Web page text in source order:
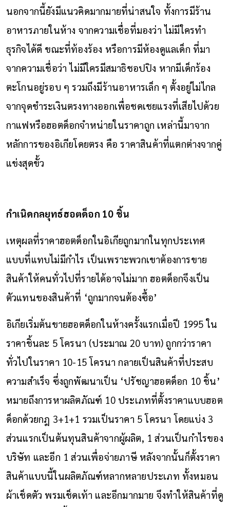
นอกจากนี้ยังมีแนวคิดมากมายที่น่าสนใจ ทั้งการมีร้าน
อาหารภายในห้าง จากความเชื่อที่มองว่า ไม่มีใครทำ
ธุรกิจได้ดี ขณะที่ท้องร้อง หรือการมีห้องดูแลเด็ก ที่มา
จากความเชื่อว่า ไม่มีใครมีสมาธิชอปปิง หากมีเด็กร้อง
ตะโกนอยู่รอบ ๆ รวมถึงมีร้านอาหารเล็ก ๆ ตั้งอยู่ไม่ไกล
จากจุดชำระเงินตรงทางออกเพื่อชดเชยแรงที่เสียไปด้วย
กาแฟหรือฮอตด็อกจำหน่ายในราคาถูก เหล่านี้มาจาก
หลักการของอิเกียโดยตรง คือ ราคาสินค้าที่แตกต่างจากคู่
แข่งสุดขั้ว
กำเนิดกลยุทธ์ฮอตด็อก 10 ชิ้น
เหตุผลที่ราคาฮอตด็อกในอิเกียถูกมากในทุกประเทศ
แบบที่แทบไม่มีกำไร เป็นเพราะพวกเขาต้องการขาย
สินค้าให้คนทั่วไปที่รายได้อาจไม่มาก ฮอตด็อกจึงเป็น
ตัวแทนของสินค้าที่ ‘ถูกมากจนต้องซื้อ’
อิเกียเริ่มต้นขายฮอตด็อกในห้างครั้งแรกเมื่อปี 1995 ใน
ราคาชิ้นละ 5 โครนา (ประมาณ 20 บาท) ถูกกว่าราคา
ทั่วไปในราคา 10-15 โครนา กลายเป็นสินค้าที่ประสบ
ความสำเร็จ ซึ่งถูกพัฒนาเป็น ‘ปรัชญาฮอตด็อก 10 ชิ้น’
หมายถึงการหาผลิตภัณฑ์ 10 ประเภทที่ตั้งราคาแบบฮอต
ด็อกด้วยกฎ 3+1+1 รวมเป็นราคา 5 โครนา โดยแบ่ง 3
ส่วนแรกเป็นต้นทุนสินค้าจากผู้ผลิต, 1 ส่วนเป็นกำไรของ
บริษัท และอีก 1 ส่วนเพื่อจ่ายภาษี หลังจากนั้นก็ตั้งราคา
สินค้าแบบนี้ในผลิตภัณฑ์หลากหลายประเภท ทั้งหมอน
ผ้าเช็ดตัว พรมเช็ดเท้า และอีกมากมาย จึงทำให้สินค้าที่ดู